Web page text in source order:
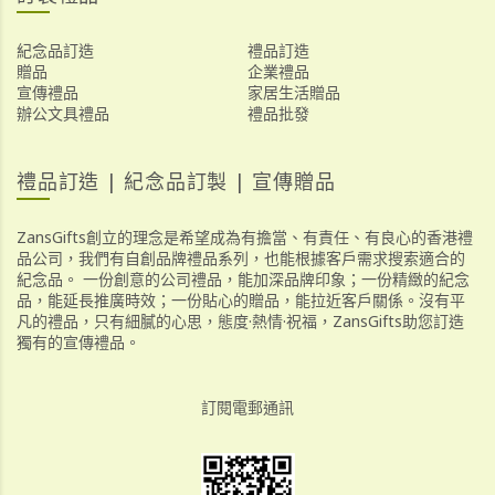
紀念品訂造
禮品訂造
贈品
企業禮品
宣傳禮品
家居生活贈品
辦公文具禮品
禮品批發
禮品訂造 | 紀念品訂製 | 宣傳贈品
ZansGifts創立的理念是希望成為有擔當、有責任、有良心的香港禮
品公司，我們有自創品牌禮品系列，也能根據客戶需求搜索適合的
紀念品。 一份創意的公司禮品，能加深品牌印象；一份精緻的紀念
品，能延長推廣時效；一份貼心的贈品，能拉近客戶關係。沒有平
凡的禮品，只有細膩的心思，態度·熱情·祝福，ZansGifts助您訂造
獨有的宣傳禮品。
訂閱電郵通訊